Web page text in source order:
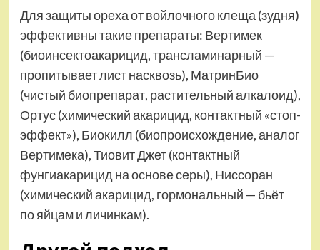
Для защиты ореха от войлочного клеща (зудня)
эффективны такие препараты: Вертимек
(биоинсектоакарицид, трансламинарный —
пропитывает лист насквозь), МатринБио
(чистый биопрепарат, растительный алкалоид),
Ортус (химический акарицид, контактный «стоп-
эффект»), Биокилл (биопроисхождение, аналог
Вертимека), Тиовит Джет (контактный
фунгиакарицид на основе серы), Ниссоран
(химический акарицид, гормональный — бьёт
по яйцам и личинкам).